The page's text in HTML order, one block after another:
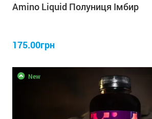
Amino Liquid Полуниця Імбир
175.00грн
New